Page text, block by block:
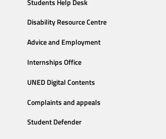
Students Help Desk
Disability Resource Centre
Advice and Employment
Internships Office
UNED Digital Contents
Complaints and appeals
Student Defender